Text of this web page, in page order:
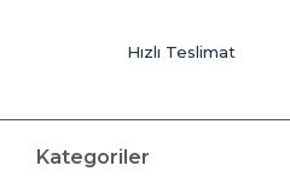
Hızlı Teslimat
Kategoriler